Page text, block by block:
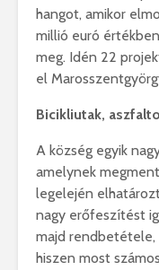
hangot, amikor
millió euró
meg. Idén 22
el
Bicikliutak,
A község egyik
amelynek
legelején
nagy erőfeszítést
majd
hiszen most